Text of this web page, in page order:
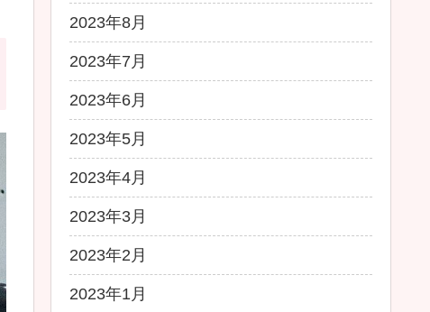
2023年8月
2023年7月
2023年6月
2023年5月
2023年4月
2023年3月
2023年2月
2023年1月